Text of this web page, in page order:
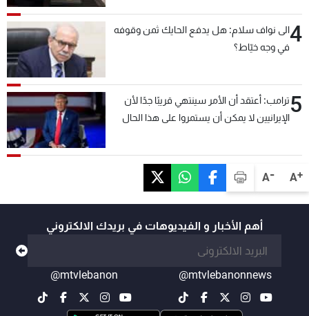
A+
A-
4الى نواف سلام: هل يدفع الحايك ثمن وقوفه
في وجه خيّاط؟
5ترامب: أعتقد أن الأمر سينتهي قريبًا جدًا لأن
الإيرانيين لا يمكن أن يستمروا على هذا الحال
أهم الأخبار و الفيديوهات في بريدك الالكتروني
@mtvlebanonnews
@mtvlebanon